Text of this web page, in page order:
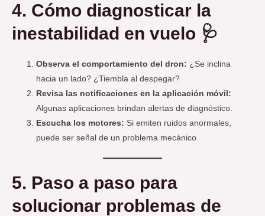
4. Cómo diagnosticar la
inestabilidad en vuelo 🩺
Observa el comportamiento del dron: ¿Se inclina
hacia un lado? ¿Tiembla al despegar?
Revisa las notificaciones en la aplicación móvil:
Algunas aplicaciones brindan alertas de diagnóstico.
Escucha los motores: Si emiten ruidos anormales,
puede ser señal de un problema mecánico.
5. Paso a paso para
solucionar problemas de